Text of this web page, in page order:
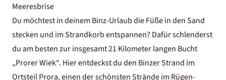
Meeresbrise
Du möchtest in deinem Binz-Urlaub die Füße in den Sand
stecken und im Strandkorb entspannen? Dafür schlenderst
du am besten zur insgesamt 21 Kilometer langen Bucht
„Prorer Wiek“. Hier entdeckst du den Binzer Strand im
Ortsteil Prora, einen der schönsten Strände im Rügen-